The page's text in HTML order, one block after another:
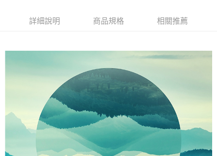
消。如遇「轉專審核」未通過狀況，表示未達大哥付你分期系統評分，恕無
帳／街口支付／iPASS MONEY」等通路繳費。
1.本服務係由「台灣大哥大股份有限公司」（以下簡稱本公司）所提供，讓
用戶於交易時，得透過本服務購買商品或服務，並由商店將買賣／分期付款
買賣價金債權讓與本公司後，依約使用本公司帳單繳交帳款。
2.基於同意付款使用「大哥付你分期」之契約關係目的，商店將以您的個人
資料（包含姓名、電話或地址）提供予台灣大哥大進項蒐集、處理及利用，
由本公司與您本人進行分期帳單所需資料之確認、核對及更正。
3.完整用戶服務條款，請詳閱以下連結： https://oppay.tw/userRule
１．簡單：不需註冊會員、不需綁卡、不需儲值。
２．便利：只要手機號碼，簡訊認證，即可結帳。
【「AFTEE先享後付」結帳流程】
１．於結帳方式選擇「AFTEE先享後付」後，將跳轉至「AFTEE先享後付」
結帳頁面，進行簡訊認證並確認金額後，即可完成結帳。
２．訂單成立數日內，您將收到繳費通知簡訊。
３．收到繳費通知簡訊後14天內，點擊此簡訊中的連結，可透過四大超商／
ATM／網路銀行／等多元方式進行付款，方視為交易完成。
※ 請注意：結帳手續完成當下不需立刻繳費，但若您需要取消訂單，請聯絡
購買商品的店家。未經商家同意取消之訂單仍視為有效，需透過AFTEE先享
後付繳納相關費用。
※ 交易是否成功請以「AFTEE先享後付 」之結帳頁面顯示為準，若有關於
是否繳費成功／繳費後需取消欲退款等相關疑問，請聯繫「AFTEE先享後付
https://netprotections.freshdesk.com/support/home
運送方式
每筆NT$100，滿NT$1,000(含以上)免運費
❌未開放，選取系統將直接取消訂單❌
⭕超取僅提供付款後7-11取貨
每筆NT$100，滿NT$1,000(含以上)免運費
黑貓宅配｜線上支付
每筆NT$100，滿NT$1,000(含以上)免運費
詳細說明 商品規格 相關推薦